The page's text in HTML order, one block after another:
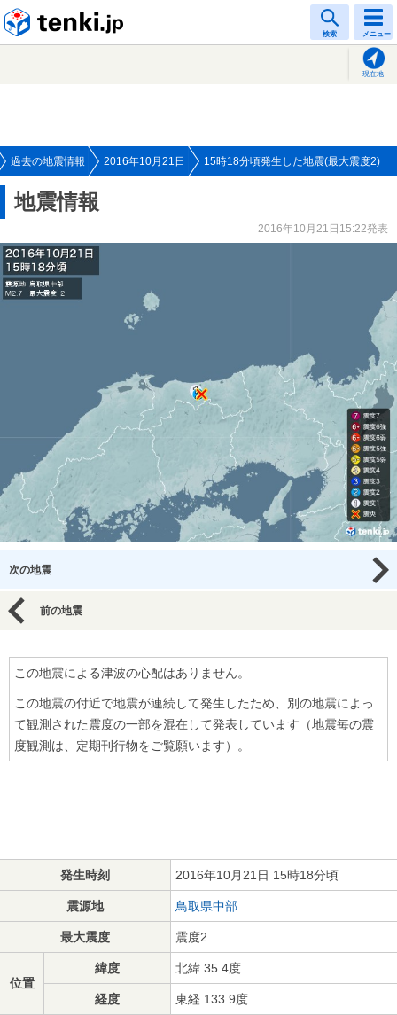
検索 メニュー
現在地
過去の地震情報 2016年10月21日 15時18分頃発生した地震(最大震度2)
地震情報
2016年10月21日15:22発表
次の地震
前の地震
この地震による津波の心配はありません。
この地震の付近で地震が連続して発生したため、別の地震によっ
て観測された震度の一部を混在して発表しています（地震毎の震
度観測は、定期刊行物をご覧願います）。
発生時刻 2016年10月21日 15時18分頃
震源地 鳥取県中部
最大震度 震度2
位置
緯度 北緯 35.4度
経度 東経 133.9度